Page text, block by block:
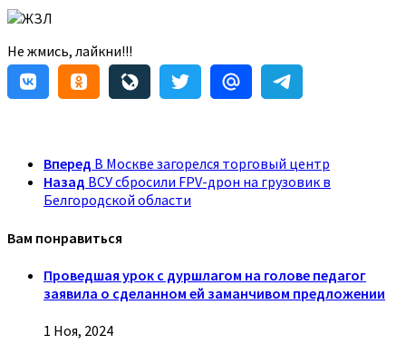
ЖЗЛ
Не жмись, лайкни!!!
Вперед В Москве загорелся торговый центр
Назад ВСУ сбросили FPV-дрон на грузовик в
Белгородской области
Вам понравиться
Проведшая урок с дуршлагом на голове педагог
заявила о сделанном ей заманчивом предложении
1 Ноя, 2024